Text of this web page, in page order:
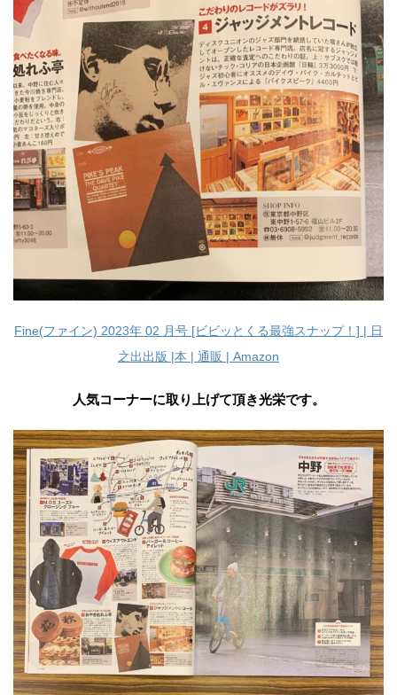
Fine(ファイン) 2023年 02 月号 [ビビッとくる最強スナップ！] | 日
之出出版 |本 | 通販 | Amazon
人気コーナーに取り上げて頂き光栄です。